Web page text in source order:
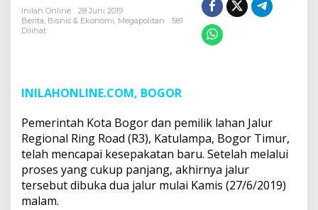
Dua
Jalur
Inilah Online
28 Juni 2019
Berita, Bisnis & Ekonomi, Megapolitan
581
Dilihat
INILAHONLINE.COM, BOGOR
Pemerintah Kota Bogor dan pemilik lahan Jalur
Regional Ring Road (R3), Katulampa, Bogor Timur,
telah mencapai kesepakatan baru. Setelah melalui
proses yang cukup panjang, akhirnya jalur
tersebut dibuka dua jalur mulai Kamis (27/6/2019)
malam.